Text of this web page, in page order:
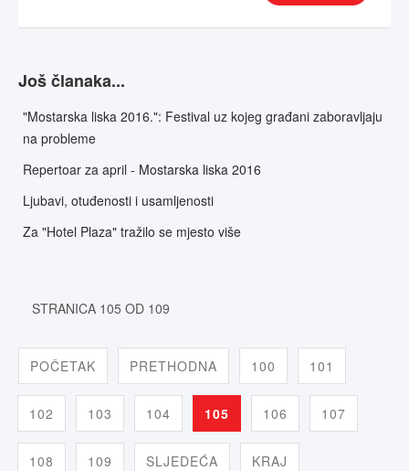
Još članaka...
"Mostarska liska 2016.": Festival uz kojeg građani zaboravljaju
na probleme
Repertoar za april - Mostarska liska 2016
Ljubavi, otuđenosti i usamljenosti
Za "Hotel Plaza" tražilo se mjesto više
STRANICA 105 OD 109
POČETAK PRETHODNA 100 101
102 103 104 105 106 107
108 109 SLJEDEĆA KRAJ